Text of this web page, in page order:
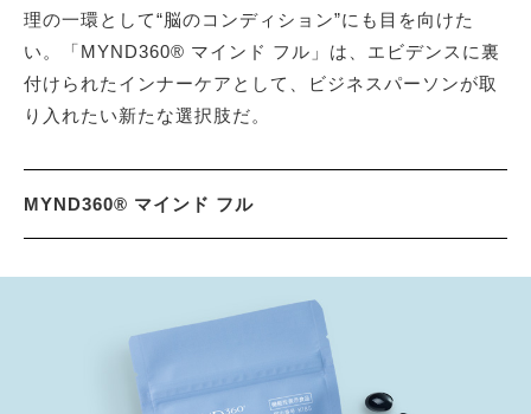
理の一環として“脳のコンディション”にも目を向けた
い。「MYND360® マインド フル」は、エビデンスに裏
付けられたインナーケアとして、ビジネスパーソンが取
り入れたい新たな選択肢だ。
MYND360® マインド フル